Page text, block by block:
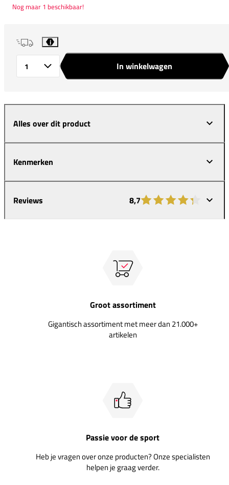
Nog maar 1 beschikbaar!
i
In winkelwagen
Alles over dit product
Kenmerken
Reviews 8,7
Groot assortiment
Gigantisch assortiment met meer dan 21.000+
artikelen
Passie voor de sport
Heb je vragen over onze producten? Onze specialisten
helpen je graag verder.